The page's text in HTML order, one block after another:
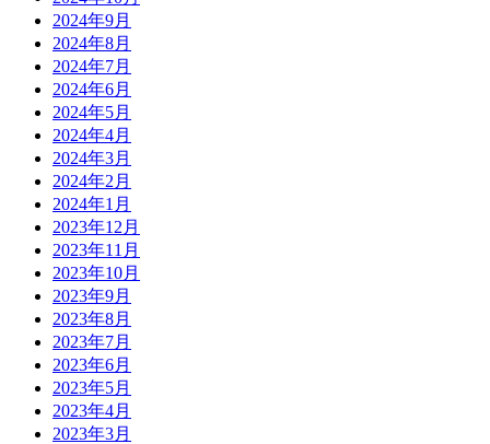
2024年9月
2024年8月
2024年7月
2024年6月
2024年5月
2024年4月
2024年3月
2024年2月
2024年1月
2023年12月
2023年11月
2023年10月
2023年9月
2023年8月
2023年7月
2023年6月
2023年5月
2023年4月
2023年3月